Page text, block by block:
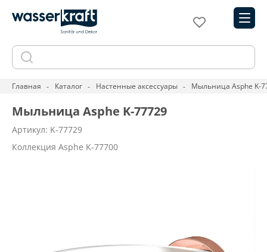
Главная Каталог Настенные аксессуары Мыльница Asphe K-
Мыльница Asphe K-77729
Артикул: K-77729
Коллекция Asphe K-77700